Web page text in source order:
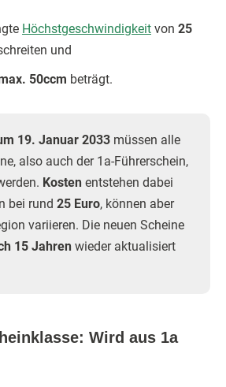
Höchstgeschwindigkeit von 25
und
50ccm beträgt.
19. Januar 2033 müssen alle
also auch der 1a-Führerschein,
Kosten entstehen dabei
bei rund 25 Euro, können aber
variieren. Die neuen Scheine
15 Jahren wieder aktualisiert
Wird aus 1a